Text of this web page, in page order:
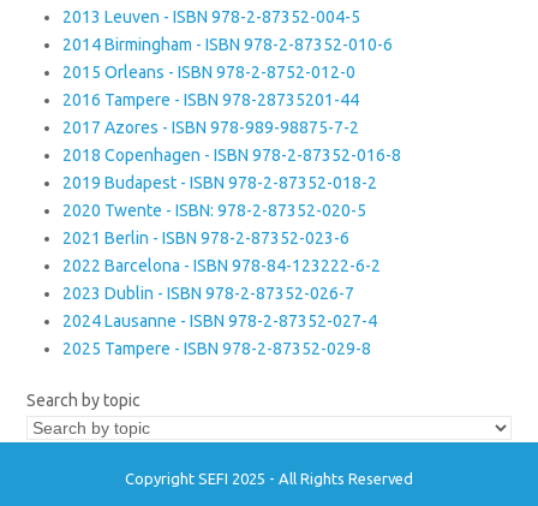
2013 Leuven - ISBN 978-2-87352-004-5
2014 Birmingham - ISBN 978-2-87352-010-6
2015 Orleans - ISBN 978-2-8752-012-0
2016 Tampere - ISBN 978-28735201-44
2017 Azores - ISBN 978-989-98875-7-2
2018 Copenhagen - ISBN 978-2-87352-016-8
2019 Budapest - ISBN 978-2-87352-018-2
2020 Twente - ISBN: 978-2-87352-020-5
2021 Berlin - ISBN 978-2-87352-023-6
2022 Barcelona - ISBN 978-84-123222-6-2
2023 Dublin - ISBN 978-2-87352-026-7
2024 Lausanne - ISBN 978-2-87352-027-4
2025 Tampere - ISBN 978-2-87352-029-8
Search by topic
Copyright SEFI 2025 - All Rights Reserved